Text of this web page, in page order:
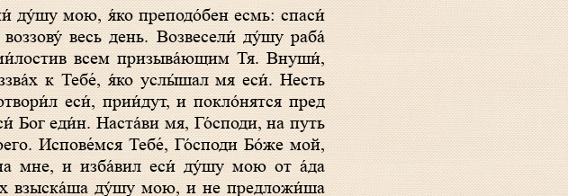
весь день. Возвесели́ ду́шу раба́
всем призыва́ющим Тя. Внуши́,
к Тебе́, я́ко услы́шал мя еси́. Несть
еси́, прии́дут, и покло́нятся пред
Бог еди́н. Наста́ви мя, Го́споди, на путь
Испове́мся Тебе́, Го́споди Бо́же мой,
мне, и изба́вил еси́ ду́шу мою от а́да
взыска́ша ду́шу мою, и не предложи́ша